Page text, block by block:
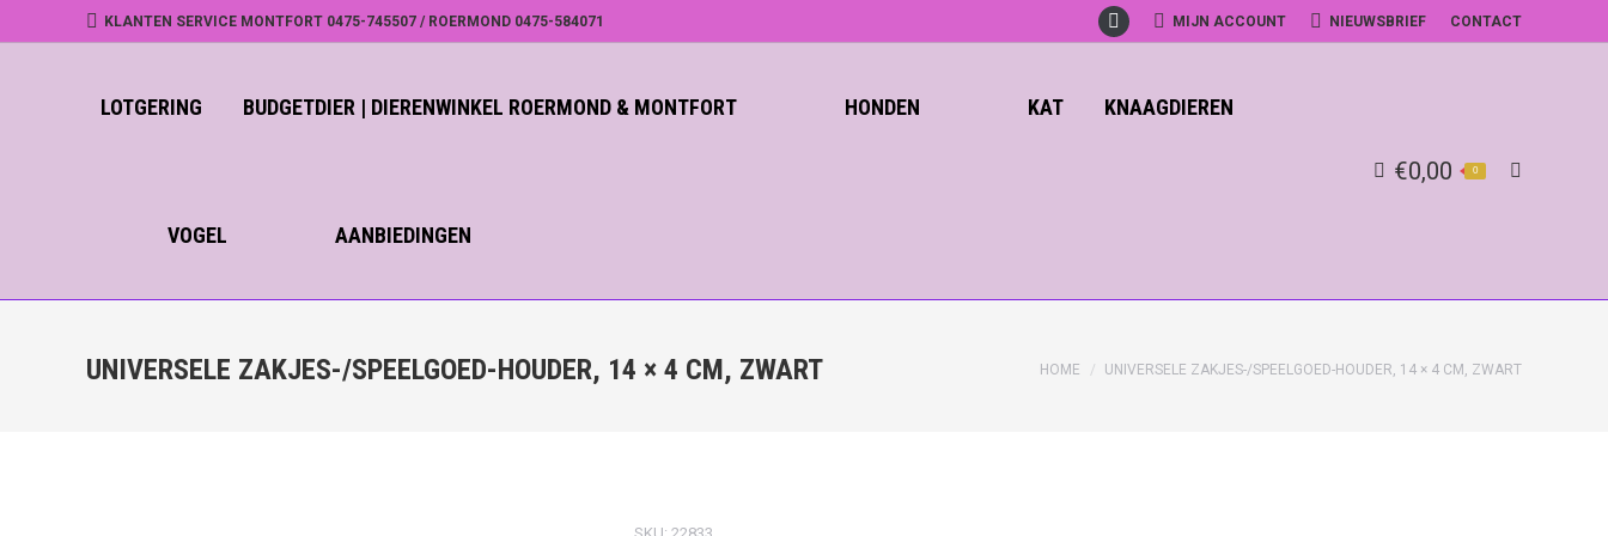
KLANTEN SERVICE MONTFORT 0475-745507 / ROERMOND 0475-584071
Facebook
MIJN ACCOUNT NIEUWSBRIEF CONTACT
LOTGERING BUDGETDIER | DIERENWINKEL ROERMOND & MONTFORT HONDEN KAT KNAAGDIEREN
VOGEL AANBIEDINGEN
€0,00 0 Search:
UNIVERSELE ZAKJES-/SPEELGOED-HOUDER, 14 × 4 CM, ZWART HOME UNIVERSELE ZAKJES-/SPEELGOED-HOUDER, 14 × 4 CM, ZWART